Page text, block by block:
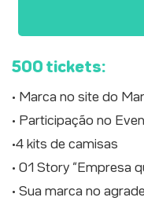
500 tickets:
• Marca no site do
• Participação no
•4 kits de camisas
• 01 Story “Empresa
• Sua marca no